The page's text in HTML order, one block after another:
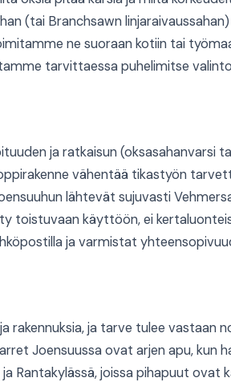
(tai Branchsawn
ne suoraan kotiin tai
tarvittaessa puhelimitse
ja ratkaisun (oksasahanvarsi
vähentää tikastyön
lähtevät sujuvasti
käyttöön, ei
ja varmistat
rakennuksia, ja tarve tulee vastaan
Joensuussa ovat arjen apu, kun
Rantakylässä, joissa pihapuut ovat